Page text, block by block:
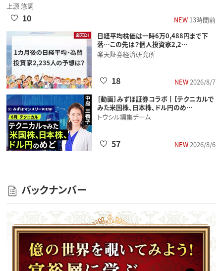
上源 悠詞
NEW13時間前
10
日経平均株価は一時6万0,488円まで下
落…この先は？個人投資家2,2…
楽天証券経済研究所
NEW2026/8/7
18
［動画］みずほ証券コラボ┃【テクニカルで
みた米国株、日本株、ドル円のめ…
トウシル編集チーム
NEW2026/8/6
57
バックナンバー